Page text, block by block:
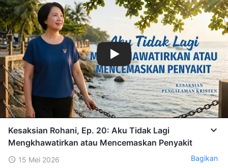
Kesaksian Rohani, Ep. 20: Aku Tidak Lagi
Mengkhawatirkan atau Mencemaskan Penyakit
15 Mei 2026 Bagikan